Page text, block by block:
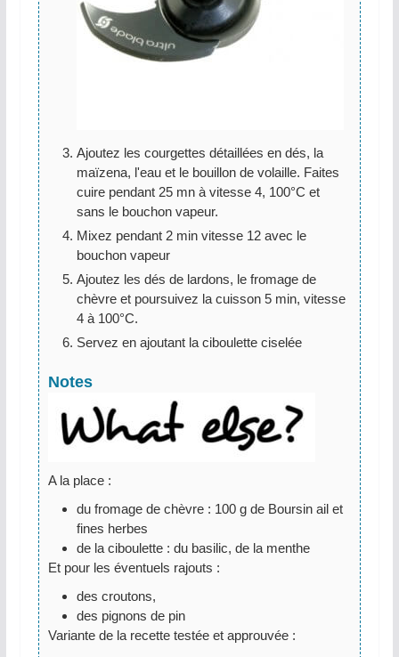
Ajoutez les courgettes détaillées en dés, la
maïzena, l'eau et le bouillon de volaille. Faites
cuire pendant 25 mn à vitesse 4, 100°C et
sans le bouchon vapeur.
Mixez pendant 2 min vitesse 12 avec le
bouchon vapeur
Ajoutez les dés de lardons, le fromage de
chèvre et poursuivez la cuisson 5 min, vitesse
4 à 100°C.
Servez en ajoutant la ciboulette ciselée
Notes
A la place :
du fromage de chèvre : 100 g de Boursin ail et
fines herbes
de la ciboulette : du basilic, de la menthe
Et pour les éventuels rajouts :
des croutons,
des pignons de pin
Variante de la recette testée et approuvée :